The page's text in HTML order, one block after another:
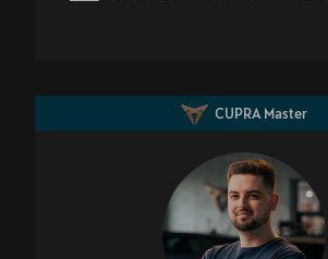
CUPRA Master